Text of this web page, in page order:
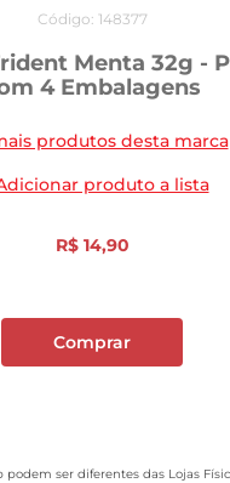
Código: 148377
Menta 32g -
4 Embalagens
produtos desta marca
produto a lista
R$ 14,90
Comprar
podem ser diferentes das Lojas